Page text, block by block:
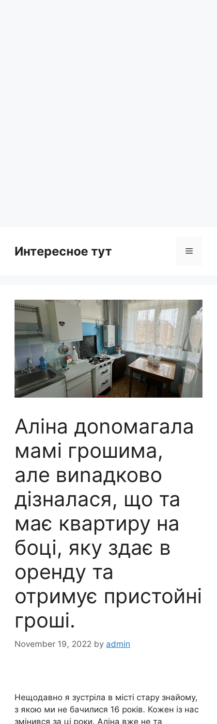
Интересное тут Menu
Аліна доnомагала
мамі грошима,
але виnадково
дізналася, що та
має квартиру на
боці, яку здає в
оренду та
отримує пристойні
гроші.
November 19, 2022 by admin
Нещодавно я зустріла в місті стару знайому,
з якою ми не бачилися 16 років. Кожен із нас
змінився за ці роки. Аліна вже не та